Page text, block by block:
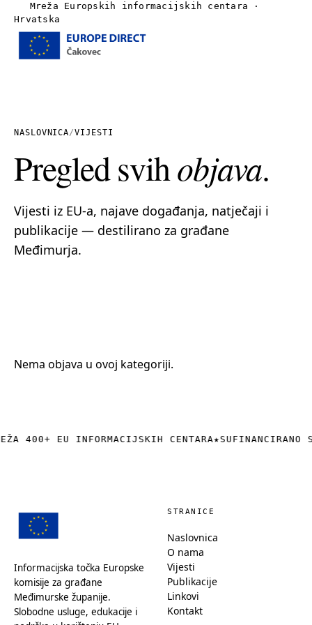
Mreža Europskih informacijskih centara ·
Hrvatska
Vijesti
Linkovi
NASLOVNICA/VIJESTI
Pregled svihobjava.
Vijesti iz EU-a, najave događanja, natječaji i
publikacije — destilirano za građane
Međimurja.
Nema objava u ovoj kategoriji.
400+ EU INFORMACIJSKIH CENTARA★SUFINANCIRANO
Informacijska točka Europske
komisije za građane
Međimurske županije.
Slobodne usluge, edukacije i
STRANICE
Naslovnica
O nama
Vijesti
Publikacije
Linkovi
Kontakt